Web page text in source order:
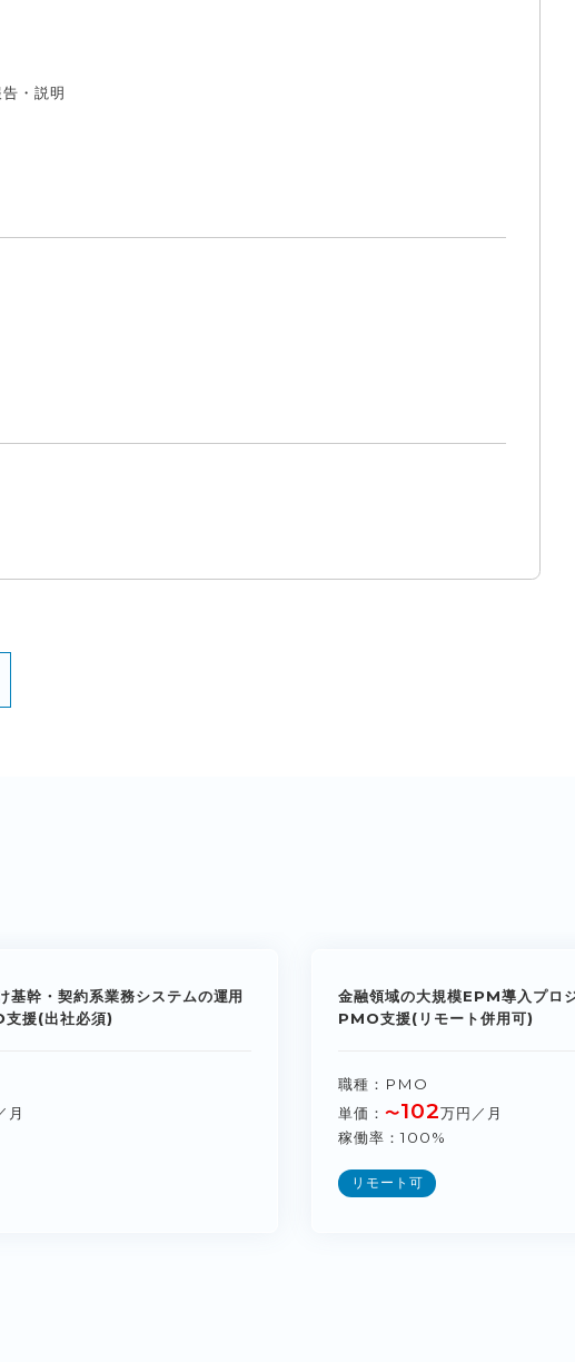
・説明
基幹・契約系業務システムの運用
援(出社必須)
月
金融領域の大規模EPM導入プロ
PMO支援(リモート併用可)
職種
PMO
単価
〜102万円／月
稼働率
100%
リモート可